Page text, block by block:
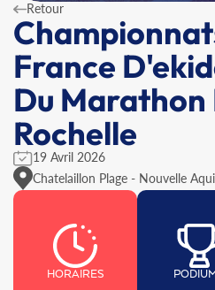
Retour
France
Du Marathon
Rochelle
19 Avril 2026
Chatelaillon Plage - Nouvelle
HORAIRES